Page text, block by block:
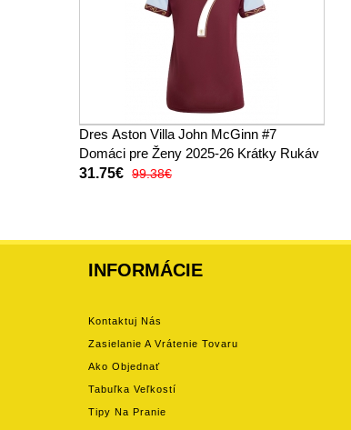
Dres Aston Villa John McGinn #7
Domáci pre Ženy 2025-26 Krátky Rukáv
31.75€ 99.38€
INFORMÁCIE
Kontaktuj Nás
Zasielanie A Vrátenie Tovaru
Ako Objednať
Tabuľka Veľkostí
Tipy Na Pranie